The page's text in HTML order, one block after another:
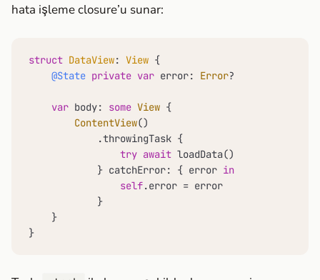
hata işleme closure’u sunar:
struct DataView: View {
@State private var error: Error?
var body: some View {
ContentView()
            .throwingTask {
try await loadData()
            } catchError: { error
in
self.error = error
            }
    }
}